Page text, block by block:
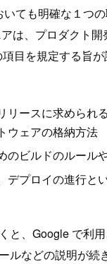
ても明確な１つ
は、プロダクト
目を規定する旨が
リースに求められ
ウェアの格納方法
のビルドのルール
デプロイの進行と
と、Google で利
ルなどの説明が続